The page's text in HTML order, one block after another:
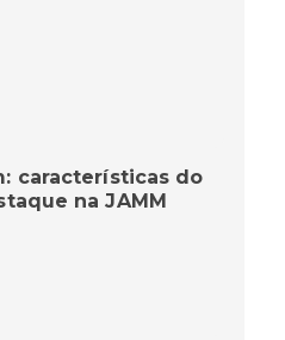
características do
na JAMM